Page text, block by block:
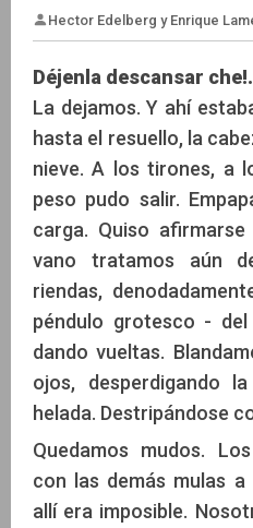
Hector Edelberg y
Déjenla descansar
La dejamos. Y ahí
hasta el resuello, la
nieve. A los tirones, a
peso pudo salir.
carga. Quiso
vano tratamos aún
riendas,
péndulo grotesco -
dando vueltas.
ojos, desperdigando
helada. Destripándose
Quedamos mudos.
con las demás mulas
allí era imposible.